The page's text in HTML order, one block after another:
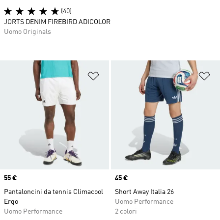
Aggiungi alla lista dei desideri
Price
55 €
Pantaloncini da tennis Climacool
Ergo
Uomo Performance
Price
45 €
Short Away Italia 26
Uomo Performance
2 colori
(40)
JORTS DENIM FIREBIRD ADICOLOR
Uomo Originals